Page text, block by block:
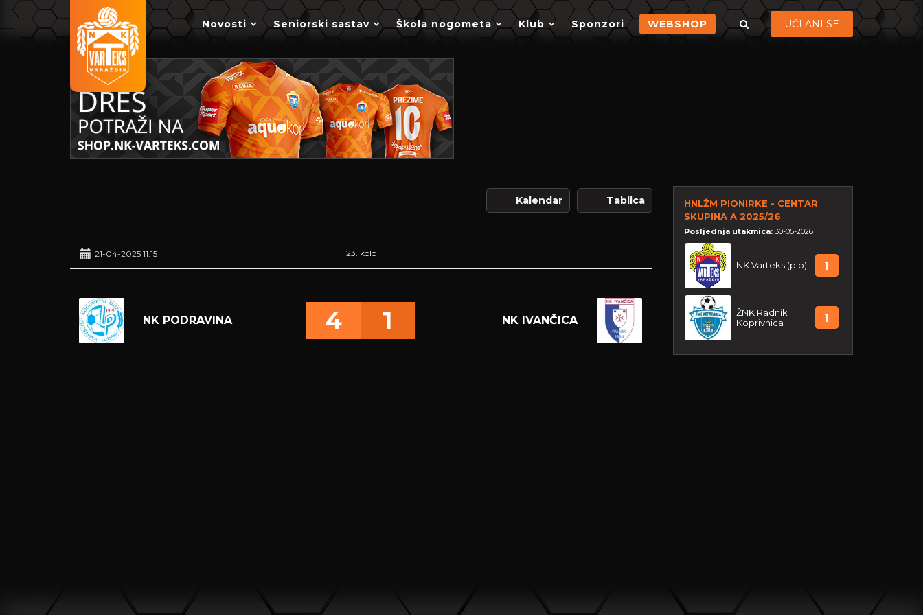
Novosti Seniorski sastav Škola nogometa Klub Sponzori WEBSHOP UČLANI SE
Kalendar Tablica
21-04-2025 11:15 23. kolo
NK PODRAVINA NK IVANČICA
4 1
HNLŽM PIONIRKE - CENTAR
SKUPINA A 2025/26
Posljednja utakmica: 30-05-2026
NK Varteks (pio) 1
ŽNK Radnik
Koprivnica
1